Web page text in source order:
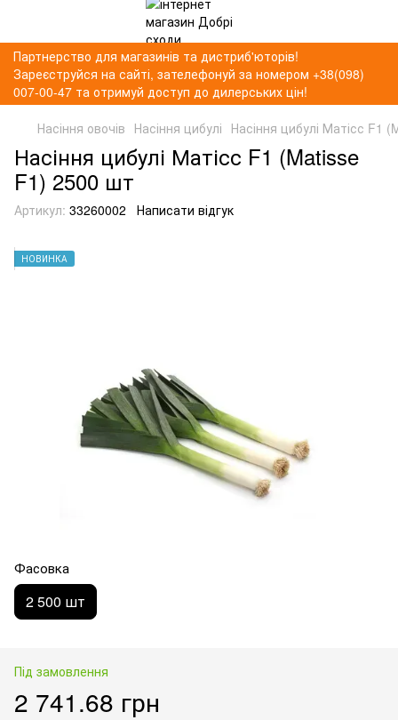
Партнерство для магазинів та дистриб'юторів!
Зареєструйся на сайті, зателефонуй за номером +38(098)
007-00-47 та отримуй доступ до дилерських цін!
Насіння овочів Насіння цибулі Насіння цибулі Матісс F1
Насіння цибулі Матісс F1 (Matisse
F1) 2500 шт
Артикул: 33260002 Написати відгук
НОВИНКА
Фасовка
2 500 шт
Під замовлення
2 741.68 грн